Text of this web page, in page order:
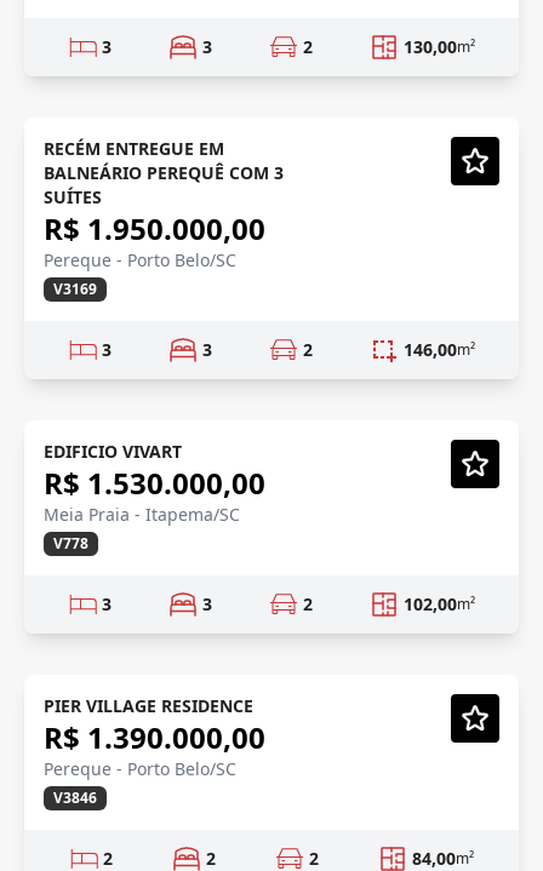
3 3 2 130,00m²
RECÉM ENTREGUE
Vídeo
RECÉM ENTREGUE EM
BALNEÁRIO PEREQUÊ COM 3
SUÍTES
R$ 1.950.000,00
Pereque - Porto Belo/SC
V3169
3 3 2 146,00m²
EM OBRA
Vídeo
Em Construção
EDIFICIO VIVART
R$ 1.530.000,00
Meia Praia - Itapema/SC
V778
3 3 2 102,00m²
HARD ROCK CAFÉ
Vídeo
Em Construção
PIER VILLAGE RESIDENCE
R$ 1.390.000,00
Pereque - Porto Belo/SC
V3846
2 2 2 84,00m²